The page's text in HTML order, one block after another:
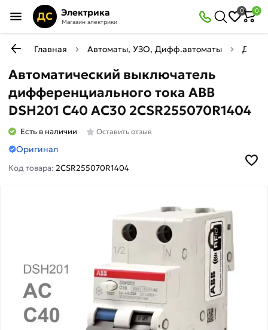
ДС Электрика
Магазин электрики
0 0
Главная Автоматы, УЗО, Дифф.автоматы
Автоматический выключатель
дифференциального тока ABB
DSH201 C40 AC30 2CSR255070R1404
Есть в наличии Оставить отзыв
Оригинал
Код товара:2CSR255070R1404